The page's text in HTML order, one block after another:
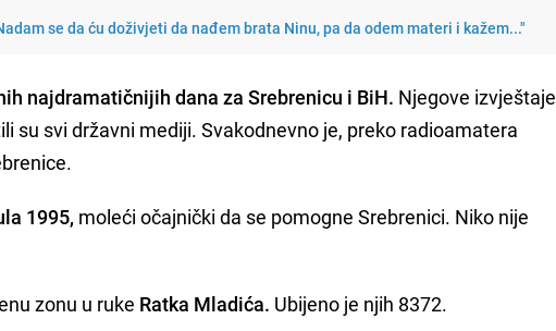
se da ću doživjeti da nađem brata Ninu, pa da odem materi i kažem..."
najdramatičnijih dana za Srebrenicu i BiH. Njegove izvještaje
su svi državni mediji. Svakodnevno je, preko radioamatera
1995, moleći očajnički da se pomogne Srebrenici. Niko nije
zonu u ruke Ratka Mladića. Ubijeno je njih 8372.